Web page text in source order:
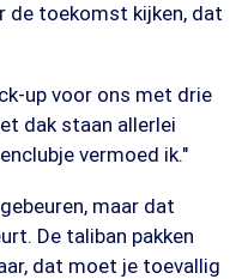
de toekomst kijken, dat
up voor ons met drie
dak staan allerlei
vermoed ik."
maar dat
De taliban pakken
dat moet je toevallig